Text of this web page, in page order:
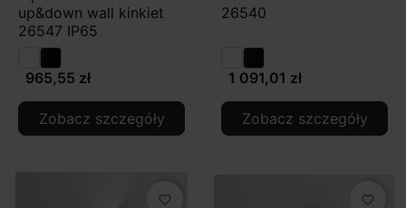
up&down wall kinkiet
26547 IP65
965,55 zł
Zobacz szczegóły
26540
1 091,01 zł
Zobacz szczegóły
favorite_border favorite_border